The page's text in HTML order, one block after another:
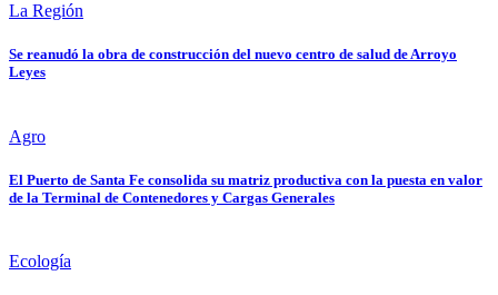
La Región
Se reanudó la obra de construcción del nuevo centro de salud de Arroyo
Leyes
Agro
El Puerto de Santa Fe consolida su matriz productiva con la puesta en valor
de la Terminal de Contenedores y Cargas Generales
Ecología